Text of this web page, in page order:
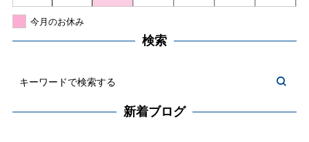
今月のお休み
検索
新着ブログ